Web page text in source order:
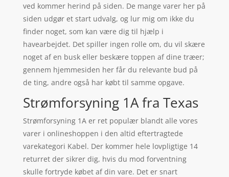
ved kommer herind på siden. De mange varer her på
siden udgør et start udvalg, og lur mig om ikke du
finder noget, som kan være dig til hjælp i
havearbejdet. Det spiller ingen rolle om, du vil skære
noget af en busk eller beskære toppen af dine træer;
gennem hjemmesiden her får du relevante bud på
de ting, andre også har købt til samme opgave.
Strømforsyning 1A fra Texas
Strømforsyning 1A er ret populær blandt alle vores
varer i onlineshoppen i den altid eftertragtede
varekategori Kabel. Der kommer hele lovpligtige 14
returret der sikrer dig, hvis du mod forventning
skulle fortryde købet af din vare. Det er snart